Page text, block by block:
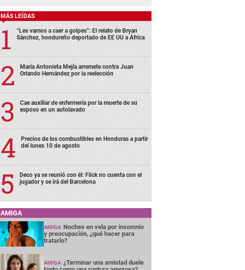
MÁS LEÍDAS
“Les vamos a caer a golpes”: El relato de Bryan
Sánchez, hondureño deportado de EE UU a África
María Antonieta Mejía arremete contra Juan
Orlando Hernández por la reelección
Cae auxiliar de enfermería por la muerte de su
esposo en un autolavado
Precios de los combustibles en Honduras a partir
del lunes 10 de agosto
Deco ya se reunió con él: Flick no cuenta con el
jugador y se irá del Barcelona
AMIGA
AMIGA Noches en vela por insomnio
y preocupación, ¿qué hacer para
tratarlo?
AMIGA ¿Terminar una amistad duele